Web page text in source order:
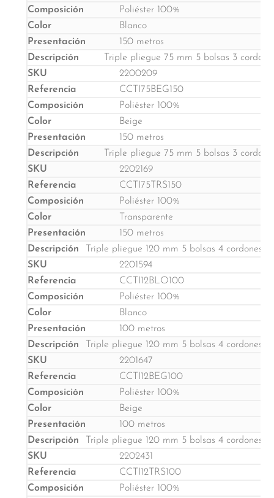
Poliéster 100%
Blanco
150 metros
Triple pliegue 75 mm 5 bolsas 3
2200209
CCTI75BEG150
Poliéster 100%
Beige
150 metros
Triple pliegue 75 mm 5 bolsas 3
2202169
CCTI75TRS150
Poliéster 100%
Transparente
150 metros
Triple pliegue 120 mm 5 bolsas 4 cordones
2201594
CCTI12BLO100
Poliéster 100%
Blanco
100 metros
Triple pliegue 120 mm 5 bolsas 4 cordones
2201647
CCTI12BEG100
Poliéster 100%
Beige
100 metros
Triple pliegue 120 mm 5 bolsas 4 cordones
2202431
CCTI12TRS100
Poliéster 100%